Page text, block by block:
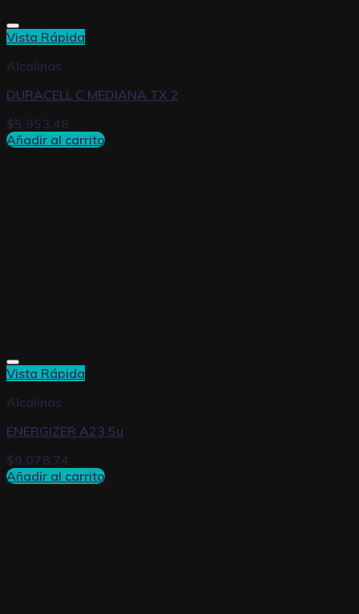
Vista Rápida
Alcalinas
DURACELL C MEDIANA TX 2
$5.953,46
Añadir al carrito
Vista Rápida
Alcalinas
ENERGIZER A23 5u
$9.078,74
Añadir al carrito